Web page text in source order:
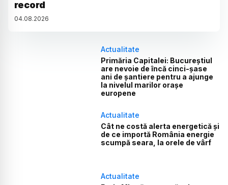
record
04.08.2026
Actualitate
Primăria Capitalei: Bucureștiul
are nevoie de încă cinci-șase
ani de șantiere pentru a ajunge
la nivelul marilor orașe
europene
Actualitate
Cât ne costă alerta energetică și
de ce importă România energie
scumpă seara, la orele de vârf
Actualitate